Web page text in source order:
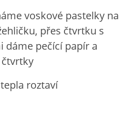
voskové pastelky na
přes čtvrtku s
dáme pečící papír a
roztaví